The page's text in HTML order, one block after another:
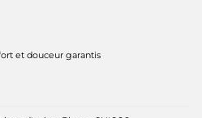
et douceur garantis